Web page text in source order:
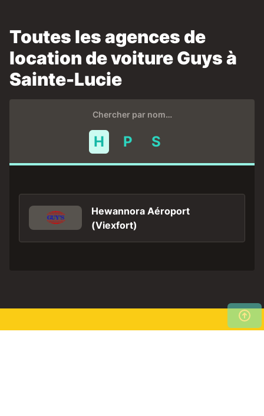
Toutes les agences de
location de voiture Guys à
Sainte-Lucie
Chercher par nom…
H P S
Hewannora Aéroport
(Viexfort)